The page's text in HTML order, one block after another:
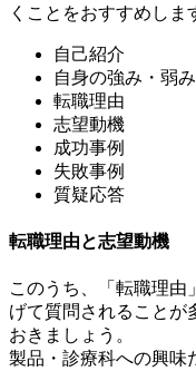
くことをおすすめしま
自己紹介
自身の強み・弱み
転職理由
志望動機
成功事例
失敗事例
質疑応答
転職理由と志望動機
このうち、「転職理由
げて質問されることが
おきましょう。
製品・診療科への興味